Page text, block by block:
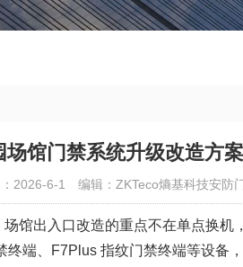
场馆门禁系统升级改造方
2026-6-1 编辑：ZKTeco熵基科技安防
馆出入口改造的重点不在单点换
终端、F7Plus 指纹门禁终端等设备